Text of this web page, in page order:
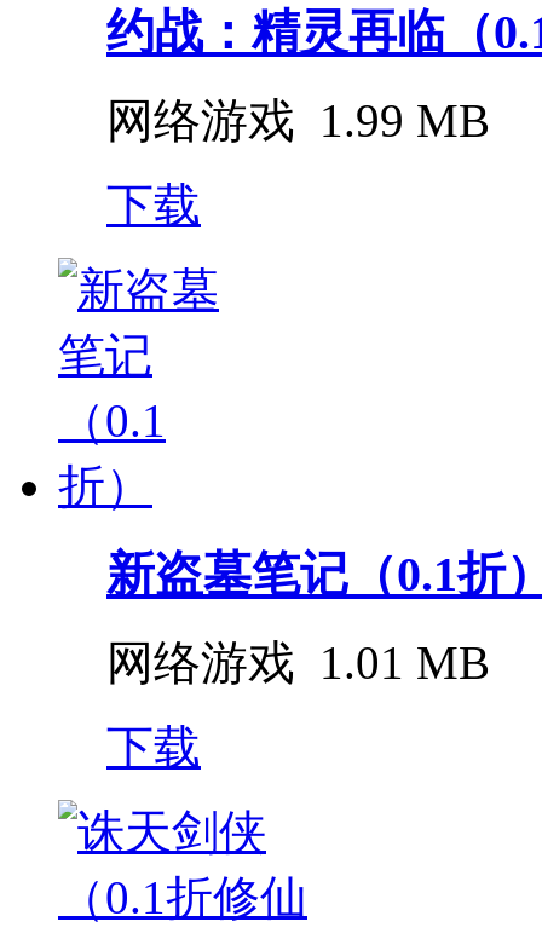
约战：精灵再临（
网络游戏 1.99 MB
下载
新盗墓笔记（0.1折
网络游戏 1.01 MB
下载